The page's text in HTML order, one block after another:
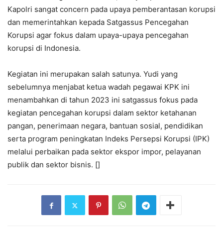
Kapolri sangat concern pada upaya pemberantasan korupsi
dan memerintahkan kepada Satgassus Pencegahan
Korupsi agar fokus dalam upaya-upaya pencegahan
korupsi di Indonesia.
Kegiatan ini merupakan salah satunya. Yudi yang
sebelumnya menjabat ketua wadah pegawai KPK ini
menambahkan di tahun 2023 ini satgassus fokus pada
kegiatan pencegahan korupsi dalam sektor ketahanan
pangan, penerimaan negara, bantuan sosial, pendidikan
serta program peningkatan Indeks Persepsi Korupsi (IPK)
melalui perbaikan pada sektor ekspor impor, pelayanan
publik dan sektor bisnis. []